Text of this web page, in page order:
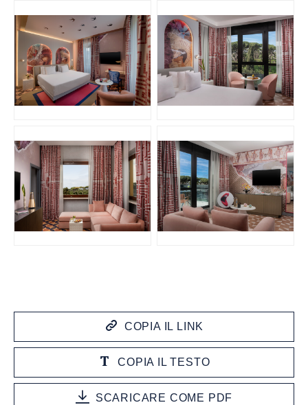
PNG JPG
PNG JPG
COPIA IL LINK
COPIA IL TESTO
SCARICARE COME PDF